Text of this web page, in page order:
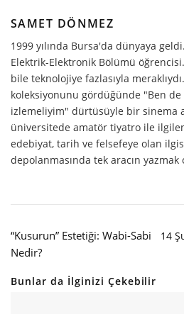
SAMET DÖNMEZ
1999 yılında Bursa'da dünyaya
Elektrik-Elektronik Bölümü
bile teknolojiye fazlasıyla
koleksiyonunu gördüğünde "Ben
izlemeliyim" dürtüsüyle bir sinema
üniversitede amatör tiyatro ile
edebiyat, tarih ve felsefeye olan
depolanmasında tek aracın
“Kusurun” Estetiği: Wabi-Sabi
Nedir?
14
Bunlar da İlginizi Çekebilir